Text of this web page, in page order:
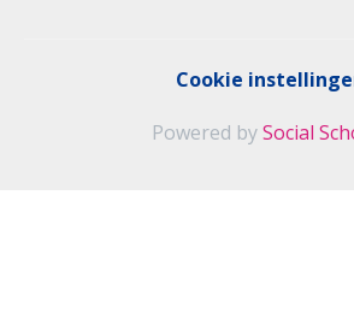
Cookie
Powered bySocial